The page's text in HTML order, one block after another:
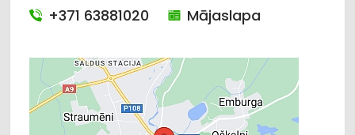
+371 63881020
Mājaslapa